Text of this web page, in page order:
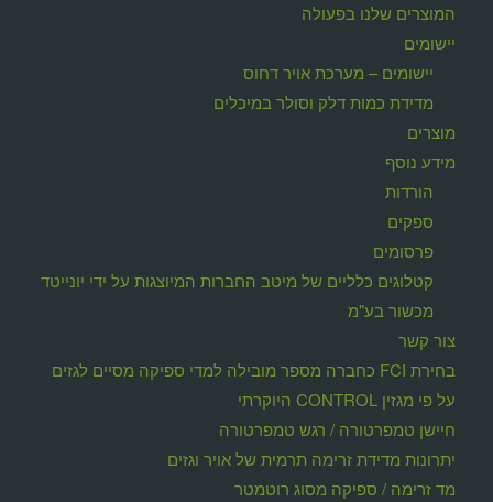
המוצרים שלנו בפעולה
יישומים
יישומים – מערכת אויר דחוס
מדידת כמות דלק וסולר במיכלים
מוצרים
מידע נוסף
הורדות
ספקים
פרסומים
קטלוגים כלליים של מיטב החברות המיוצגות על ידי יונייטד
מכשור בע"מ
צור קשר
בחירת FCI כחברה מספר מובילה למדי ספיקה מסיים לגזים
על פי מגזין CONTROL היוקרתי
חיישן טמפרטורה / רגש טמפרטורה
יתרונות מדידת זרימה תרמית של אויר וגזים
מד זרימה / ספיקה מסוג רוטמטר